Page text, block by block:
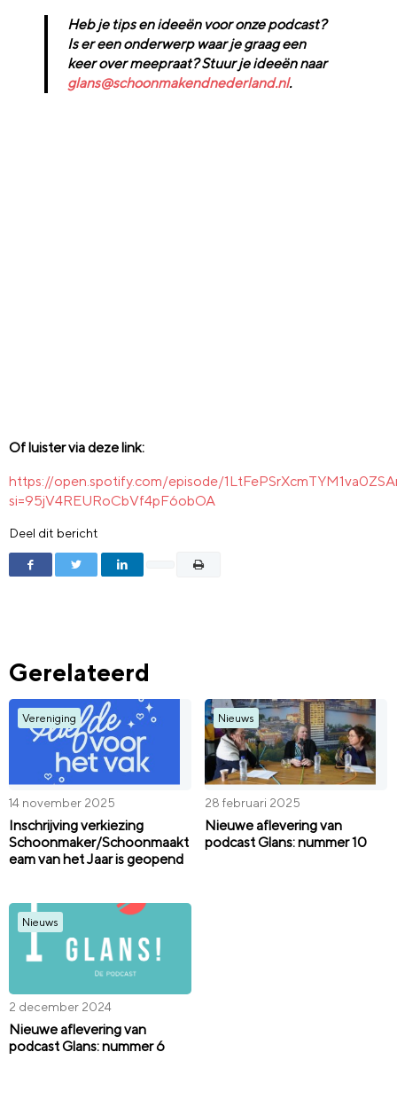
Heb je tips en ideeën voor onze podcast?
Is er een onderwerp waar je graag een
keer over meepraat? Stuur je ideeën naar
glans@schoonmakendnederland.nl.
Of luister via deze link:
https://open.spotify.com/episode/
si=95jV4REURoCbVf4pF6obOA
Deel dit bericht
Gerelateerd
Vereniging
14 november 2025
Inschrijving verkiezing
Schoonmaker/Schoonmaakt
eam van het Jaar is geopend
Nieuws
28 februari 2025
Nieuwe aflevering van
podcast Glans: nummer 10
Nieuws
2 december 2024
Nieuwe aflevering van
podcast Glans: nummer 6